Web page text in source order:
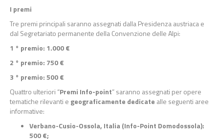
I premi
Tre premi principali saranno assegnati dalla Presidenza austriaca e
dal Segretariato permanente della Convenzione delle Alpi:
1 ° premio: 1.000 €
2 ° premio: 750 €
3 ° premio: 500 €
Quattro ulteriori “Premi Info-point” saranno assegnati per opere
tematiche rilevanti e geograficamente dedicate alle seguenti aree
informative:
Verbano-Cusio-Ossola, Italia (Info-Point Domodossola):
500 €;